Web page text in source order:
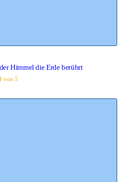
Himmel die Erde berührt
von 5